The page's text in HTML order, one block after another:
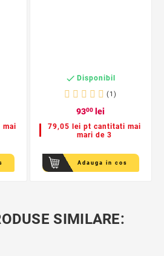
mai
 Disponibil
(1)
9300 lei
79,05 lei pt cantitati mai
mari de 3
Adauga in cos
SIMILARE: